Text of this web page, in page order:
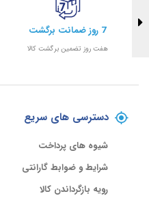
7 روز ضمانت برگشت
هفت روز تضمین برگشت کالا
دسترسی های سریع
شیوه های پرداخت
شرایط و ضوابط گارانتی
رویه بازگرداندن کالا